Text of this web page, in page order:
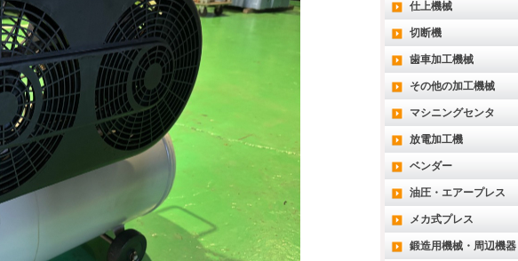
仕上機械
切断機
歯車加工機械
その他の加工機械
マシニングセンタ
放電加工機
ベンダー
油圧・エアープレス
メカ式プレス
鍛造用機械・周辺機器